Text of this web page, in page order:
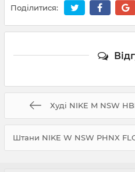
Поділитися:
Худі NIKE M NSW
Штани NIKE W NSW PHNX